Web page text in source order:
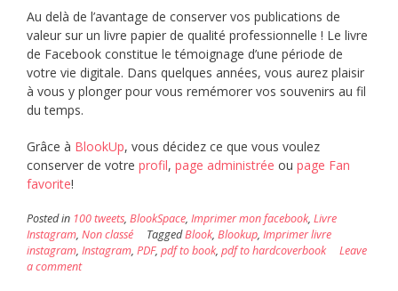
Au delà de l’avantage de conserver vos publications de
valeur sur un livre papier de qualité professionnelle ! Le livre
de Facebook constitue le témoignage d’une période de
votre vie digitale. Dans quelques années, vous aurez plaisir
à vous y plonger pour vous remémorer vos souvenirs au fil
du temps.
Grâce à BlookUp, vous décidez ce que vous voulez
conserver de votre profil, page administrée ou page Fan
favorite!
Posted in 100 tweets, BlookSpace, Imprimer mon facebook, Livre
Instagram, Non classé TaggedBlook, Blookup, Imprimer livre
instagram, Instagram, PDF, pdf to book, pdf to hardcoverbook
Leave
a comment